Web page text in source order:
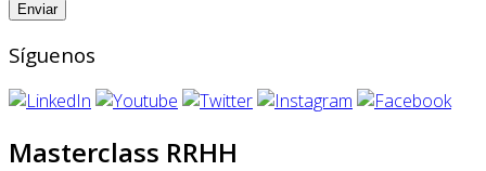
Síguenos
Masterclass RRHH